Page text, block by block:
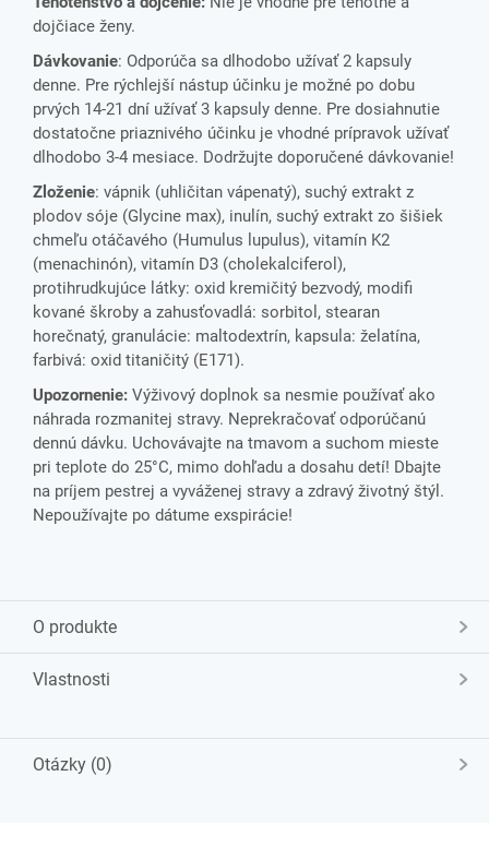
dojčiace ženy.
Dávkovanie: Odporúča sa dlhodobo užívať 2 kapsuly
denne. Pre rýchlejší nástup účinku je možné po dobu
prvých 14-21 dní užívať 3 kapsuly denne. Pre dosiahnutie
dostatočne priaznivého účinku je vhodné prípravok užívať
dlhodobo 3-4 mesiace. Dodržujte doporučené dávkovanie!
Zloženie: vápnik (uhličitan vápenatý), suchý extrakt z
plodov sóje (Glycine max), inulín, suchý extrakt zo šišiek
chmeľu otáčavého (Humulus lupulus), vitamín K2
(menachinón), vitamín D3 (cholekalciferol),
protihrudkujúce látky: oxid kremičitý bezvodý, modifi
kované škroby a zahusťovadlá: sorbitol, stearan
horečnatý, granulácie: maltodextrín, kapsula: želatína,
farbivá: oxid titaničitý (E171).
Upozornenie: Výživový doplnok sa nesmie používať ako
náhrada rozmanitej stravy. Neprekračovať odporúčanú
dennú dávku. Uchovávajte na tmavom a suchom mieste
pri teplote do 25°C, mimo dohľadu a dosahu detí! Dbajte
na príjem pestrej a vyváženej stravy a zdravý životný štýl.
Nepoužívajte po dátume exspirácie!
O produkte
Vlastnosti
Otázky (0)